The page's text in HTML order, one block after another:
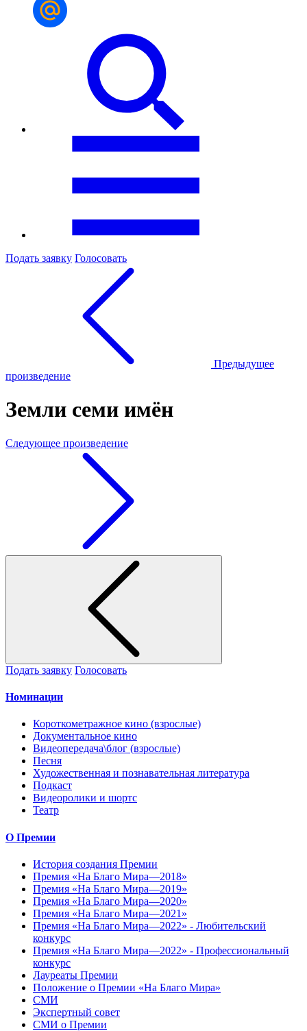
Подать заявку Голосовать
Предыдущее
произведение
Земли семи имён
Следующее произведение
Подать заявку Голосовать
Номинации
Короткометражное кино (взрослые)
Документальное кино
Видеопередача\блог (взрослые)
Песня
Художественная и познавательная литература
Подкаст
Видеоролики и шортс
Театр
О Премии
История создания Премии
Премия «На Благо Мира—2018»
Премия «На Благо Мира—2019»
Премия «На Благо Мира—2020»
Премия «На Благо Мира—2021»
Премия «На Благо Мира—2022» - Любительский
конкурс
Премия «На Благо Мира—2022» - Профессиональный
конкурс
Лауреаты Премии
Положение о Премии «На Благо Мира»
СМИ
Экспертный совет
СМИ о Премии